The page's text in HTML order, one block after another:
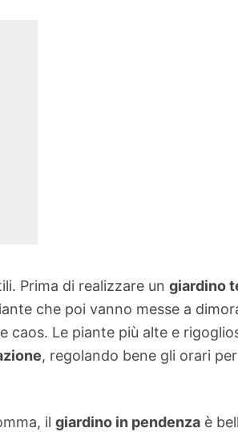
Prima di realizzare un giardino
che poi vanno messe a
caos. Le piante più alte e
, regolando bene gli orari
il giardino in pendenza è